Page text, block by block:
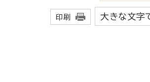
印刷 大きな文字